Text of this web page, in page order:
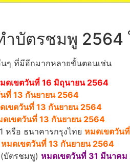
บัตรชมพู 2564
นๆ ที่มีอีกมากหลายขั้นตอนเช่น
ดเขตวันที่ 16 มิถุนายน 2564
ที่ 13 กันยายน 2564
เขตวันที่ 13 กันยายน 2564
ดเขตวันที่ 13 กันยายน 2564
หรือ ธนาคารกรุงไทย หมดเขตวัน
หมดเขตวันที่ 13 กันยายน 2564
บัตรชมพู) หมดเขตวันที่ 31 มีนาคม